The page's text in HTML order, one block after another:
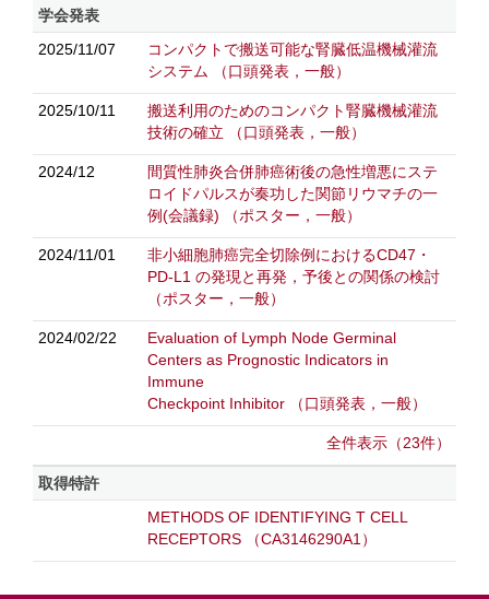
学会発表
2025/11/07
コンパクトで搬送可能な腎臓低温機械灌流
システム
（口頭発表，一般）
2025/10/11
搬送利用のためのコンパクト腎臓機械灌流
技術の確立
（口頭発表，一般）
2024/12
間質性肺炎合併肺癌術後の急性増悪にステ
ロイドパルスが奏功した関節リウマチの一
例(会議録)
（ポスター，一般）
2024/11/01
非小細胞肺癌完全切除例におけるCD47・
PD-L1 の発現と再発，予後との関係の検討
（ポスター，一般）
2024/02/22
Evaluation of Lymph Node Germinal
Centers as Prognostic Indicators in
Immune
Checkpoint Inhibitor
（口頭発表，一般）
全件表示（23件）
取得特許
METHODS OF IDENTIFYING T CELL
RECEPTORS （CA3146290A1）